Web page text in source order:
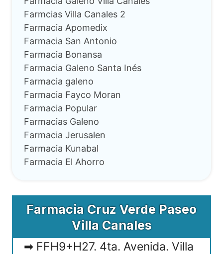
Farmcias Villa Canales 2
Farmacia Apomedix
Farmacia San Antonio
Farmacia Bonansa
Farmacia Galeno Santa Inés
Farmacia galeno
Farmacia Fayco Moran
Farmacia Popular
Farmacias Galeno
Farmacia Jerusalen
Farmacia Kunabal
Farmacia El Ahorro
Farmacia Cruz Verde Paseo
Villa Canales
FFH9+H27. 4ta. Avenida. Villa